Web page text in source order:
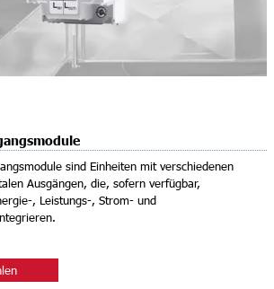
sind Einheiten mit verschiedenen
Ausgängen, die, sofern verfügbar,
, Leistungs-, Strom- und